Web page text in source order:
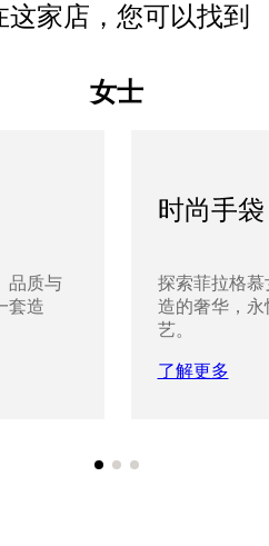
这家店，您可以找到
女士
品质与
套造
时尚手袋
探索菲拉格慕
造的奢华，永
艺。
了解更多